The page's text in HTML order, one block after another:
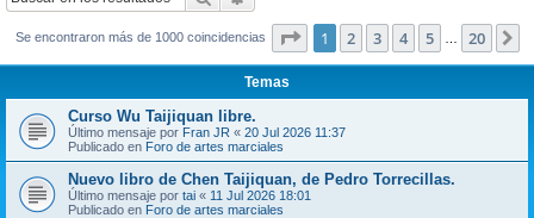
Se encontraron más de 1000 coincidencias Página de 20
1 2 3 4 5 20
Temas
Curso Wu Taijiquan libre.
Último mensaje por Fran JR « 20 Jul 2026 11:37
Publicado en Foro de artes marciales
Nuevo libro de Chen Taijiquan, de Pedro Torrecillas.
Último mensaje por tai « 11 Jul 2026 18:01
Publicado en Foro de artes marciales